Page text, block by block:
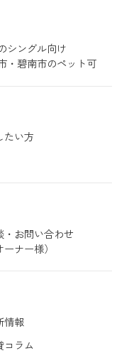
シングル向け
・碧南市のペット可
たい方
・お問い合わせ
ーナー様）
情報
コラム